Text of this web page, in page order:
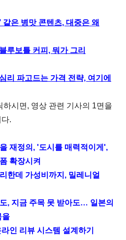
같은 병맛 콘텐츠, 대중은 왜
루보틀 커피, 뭐가 그리
리 파고드는 가격 전략, 여기에
시면, 영상 관련 기사의 1면을
.
재정의, '도시를 매력적이게',
확장시켜
한데 가성비까지, 밀레니얼
, 지금 주목 못 받아도… 일본의
을
인 리뷰 시스템 설계하기